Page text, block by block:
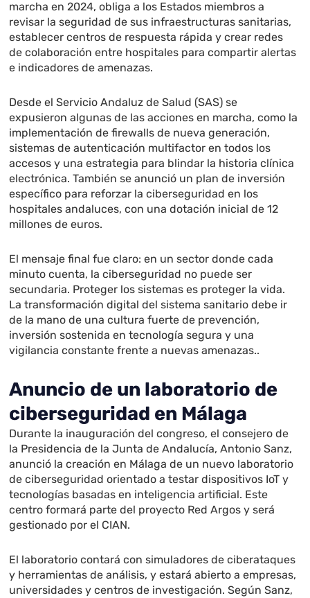
marcha en 2024, obliga a los Estados miembros a
revisar la seguridad de sus infraestructuras sanitarias,
establecer centros de respuesta rápida y crear redes
de colaboración entre hospitales para compartir alertas
e indicadores de amenazas.
Desde el Servicio Andaluz de Salud (SAS) se
expusieron algunas de las acciones en marcha, como la
implementación de firewalls de nueva generación,
sistemas de autenticación multifactor en todos los
accesos y una estrategia para blindar la historia clínica
electrónica. También se anunció un plan de inversión
específico para reforzar la ciberseguridad en los
hospitales andaluces, con una dotación inicial de 12
millones de euros.
El mensaje final fue claro: en un sector donde cada
minuto cuenta, la ciberseguridad no puede ser
secundaria. Proteger los sistemas es proteger la vida.
La transformación digital del sistema sanitario debe ir
de la mano de una cultura fuerte de prevención,
inversión sostenida en tecnología segura y una
vigilancia constante frente a nuevas amenazas..
Anuncio de un laboratorio de
ciberseguridad en Málaga
Durante la inauguración del congreso, el consejero de
la Presidencia de la Junta de Andalucía, Antonio Sanz,
anunció la creación en Málaga de un nuevo laboratorio
de ciberseguridad orientado a testar dispositivos IoT y
tecnologías basadas en inteligencia artificial. Este
centro formará parte del proyecto Red Argos y será
gestionado por el CIAN.
El laboratorio contará con simuladores de ciberataques
y herramientas de análisis, y estará abierto a empresas,
universidades y centros de investigación. Según Sanz,